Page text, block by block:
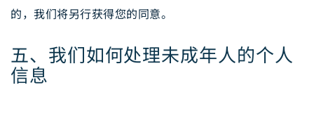
的，我们将另行获得您的同意。
五、我们如何处理未成年人的个人
信息